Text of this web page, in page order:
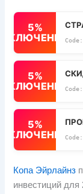
5%
5%
5%
Копа Эйрлайнз
инвестиций для